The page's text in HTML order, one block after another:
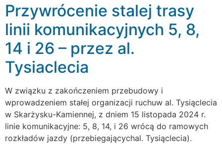
Przywrócenie stalej trasy
linii komunikacyjnych 5, 8,
14 i 26 – przez al.
Tysiaclecia
W związku z zakończeniem przebudowy i
wprowadzeniem stałej organizacji ruchuw al. Tysiąclecia
w Skarżysku-Kamiennej, z dniem 15 listopada 2024 r.
linie komunikacyjne: 5, 8, 14, i 26 wrócą do ramowych
rozkładów jazdy (przebiegającychal. Tysiąclecia).